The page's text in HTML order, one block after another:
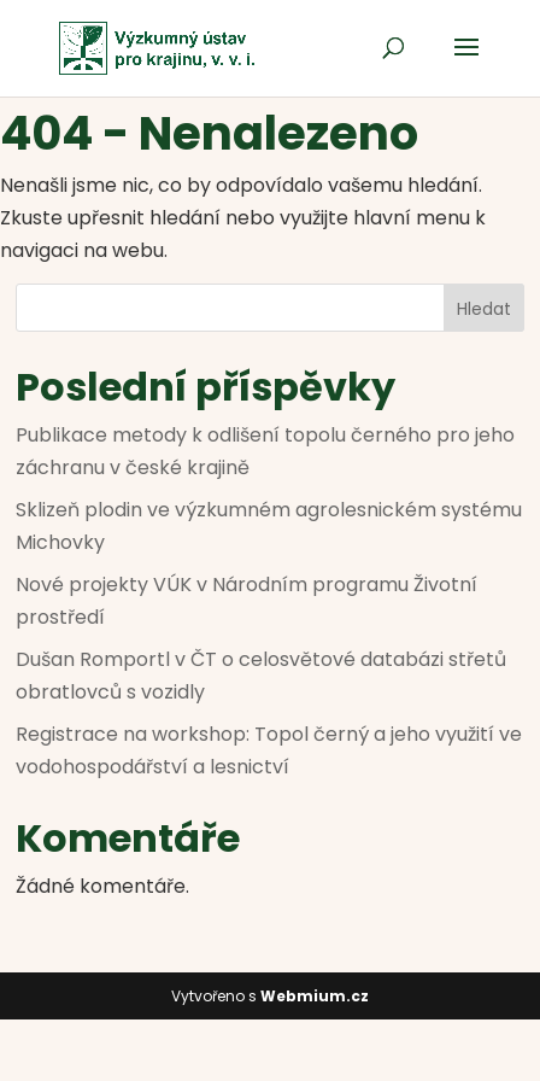
404 - Nenalezeno
Nenašli jsme nic, co by odpovídalo vašemu hledání.
Zkuste upřesnit hledání nebo využijte hlavní menu k
navigaci na webu.
Hledat
Poslední příspěvky
Publikace metody k odlišení topolu černého pro jeho
záchranu v české krajině
Sklizeň plodin ve výzkumném agrolesnickém systému
Michovky
Nové projekty VÚK v Národním programu Životní
prostředí
Dušan Romportl v ČT o celosvětové databázi střetů
obratlovců s vozidly
Registrace na workshop: Topol černý a jeho využití ve
vodohospodářství a lesnictví
Komentáře
Žádné komentáře.
Vytvořeno s Webmium.cz